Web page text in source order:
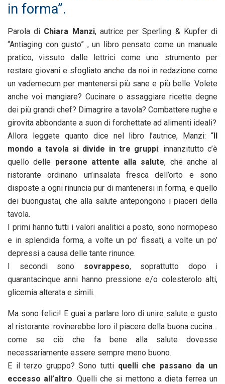
in forma”.
Parola di Chiara Manzi, autrice per Sperling & Kupfer di
“Antiaging con gusto” , un libro pensato come un manuale
pratico, vissuto dalle lettrici come uno strumento per
restare giovani e sfogliato anche da noi in redazione come
un vademecum per mantenersi più sane e più belle. Volete
anche voi mangiare? Cucinare o assaggiare ricette degne
dei più grandi chef? Dimagrire a tavola? Combattere rughe e
girovita abbondante a suon di forchettate ad alimenti ideali?
Allora leggete quanto dice nel libro l’autrice, Manzi: “Il
mondo a tavola si divide in tre gruppi: innanzitutto c’è
quello delle persone attente alla salute, che anche al
ristorante ordinano un’insalata fresca dell’orto e sono
disposte a ogni rinuncia pur di mantenersi in forma, e quello
dei buongustai, che alla salute antepongono i piaceri della
tavola.
I primi hanno tutti i valori analitici a posto, sono normopeso
e in splendida forma, a volte un po’ fissati, a volte un po’
depressi a causa delle tante rinunce.
I secondi sono sovrappeso, soprattutto dopo i
quarantacinque anni hanno pressione e/o colesterolo alti,
glicemia alterata e simili.
Ma sono felici! E guai a parlare loro di unire salute e gusto
al ristorante: rovinerebbe loro il piacere della buona cucina…
come se ciò che fa bene alla salute dovesse
necessariamente essere sempre meno buono.
E il terzo gruppo? Sono tutti quelli che passano da un
eccesso all’altro. Quelli che si mettono a dieta ferrea un